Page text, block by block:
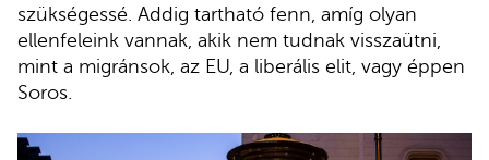
szükségessé. Addig tartható fenn, amíg olyan
ellenfeleink vannak, akik nem tudnak visszaütni,
mint a migránsok, az EU, a liberális elit, vagy éppen
Soros.